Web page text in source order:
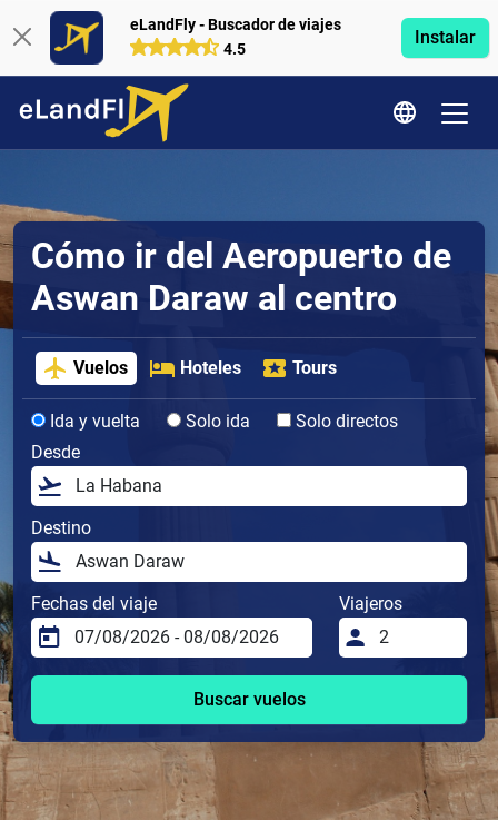
eLandFly - Buscador de viajes
4.5
Instalar
Cómo ir del Aeropuerto de
Aswan Daraw al centro
Vuelos Hoteles Tours
Ida y vuelta Solo ida
Solo directos
Desde
Destino
Fechas del viaje Viajeros
Buscar vuelos